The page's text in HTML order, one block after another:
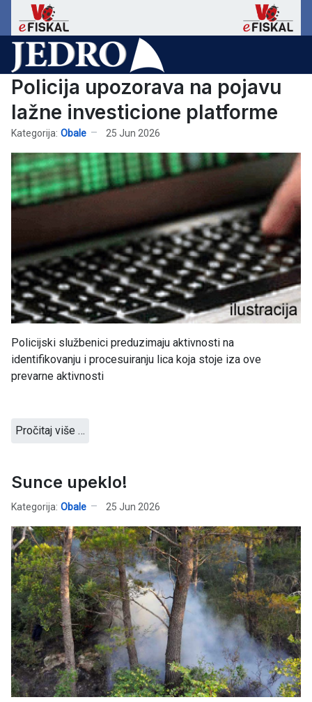
Policija upozorava na pojavu
lažne investicione platforme
Kategorija: Obale 25 Jun 2026
Policijski službenici preduzimaju aktivnosti na
identifikovanju i procesuiranju lica koja stoje iza ove
prevarne aktivnosti
Pročitaj više …
Sunce upeklo!
Kategorija: Obale 25 Jun 2026